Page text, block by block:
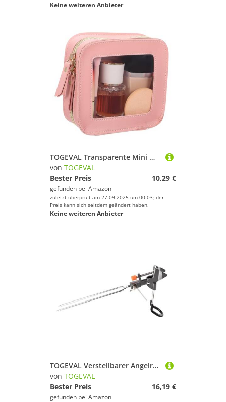
Keine weiteren Anbieter
TOGEVAL Transparente Mini Makeup Tasche Damen Kleine Kosmetiktasche Reise Kulturbeutel Tragbare Schminktasche mit Reißverschluss für Make Up und Toilettenartikel
von TOGEVAL
Bester Preis
10,29 €
gefunden bei Amazon
zuletzt überprüft am 27.09.2025 um 00:03; der
Preis kann sich seitdem geändert haben.
Keine weiteren Anbieter
TOGEVAL Verstellbarer Angelrutenhalter aus Rostfreiem Stahl mit Drehbarem Kopf Bodensteckbar Kratzschutzbeschichtet Robust und Korrosionsbeständig für Verschiedene Angelmethoden
von TOGEVAL
Bester Preis
16,19 €
gefunden bei Amazon